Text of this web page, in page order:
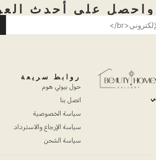
على أحدث
روابط سريعة
حول بيوتي هوم
اتصل بنا
سياسة الخصوصية
سياسة الإرجاع والاسترداد
سياسة الشحن